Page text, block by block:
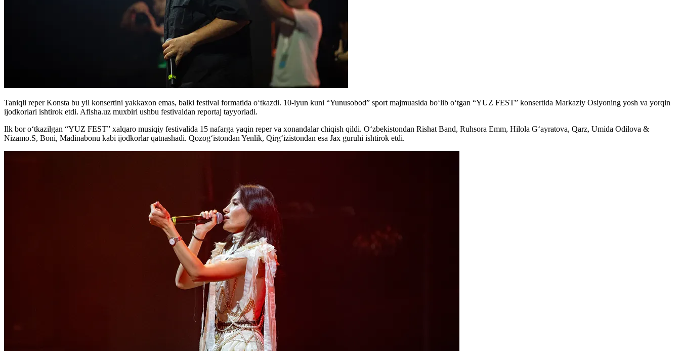
Taniqli reper Konsta bu yil konsertini yakkaxon emas, balki festival formatida o‘tkazdi. 10-iyun kuni “Yunusobod” sport majmuasida bo‘lib o‘tgan “YUZ FEST” konsertida Markaziy Osiyoning yosh va yorqin
ijodkorlari ishtirok etdi. Afisha.uz muxbiri ushbu festivaldan reportaj tayyorladi.
Ilk bor o‘tkazilgan “YUZ FEST” xalqaro musiqiy festivalida 15 nafarga yaqin reper va xonandalar chiqish qildi. O‘zbekistondan Rishat Band, Ruhsora Emm, Hilola G‘ayratova, Qarz, Umida Odilova &
Nizamo.S, Boni, Madinabonu kabi ijodkorlar qatnashadi. Qozog‘istondan Yenlik, Qirg‘izistondan esa Jax guruhi ishtirok etdi.